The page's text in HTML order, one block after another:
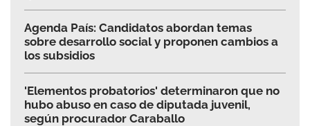
Agenda País: Candidatos abordan temas
sobre desarrollo social y proponen cambios a
los subsidios
'Elementos probatorios' determinaron que no
hubo abuso en caso de diputada juvenil,
según procurador Caraballo